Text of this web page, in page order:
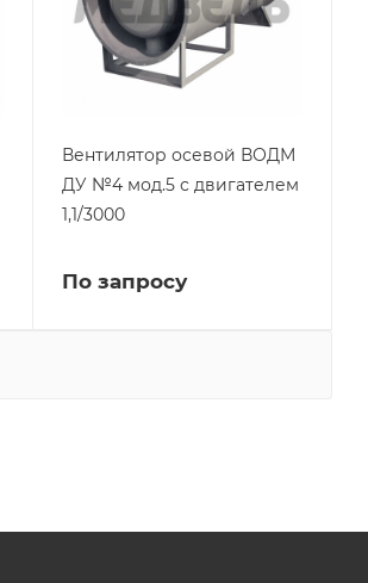
Вентилятор осевой ВОДМ
ДУ №4 мод.5 с двигателем
1,1/3000
По запросу